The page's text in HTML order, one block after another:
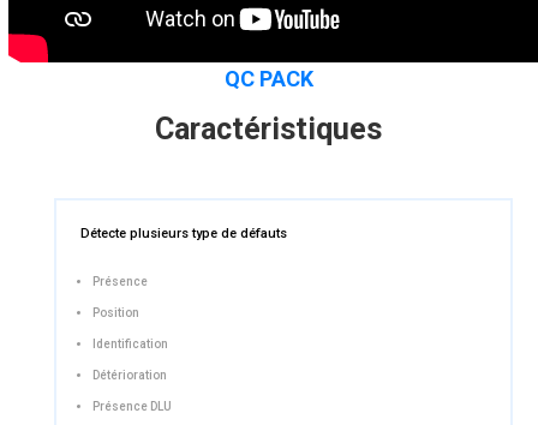
QC PACK
Caractéristiques
Détecte plusieurs type de défauts
Présence
Position
Identification
Détérioration
Présence DLU